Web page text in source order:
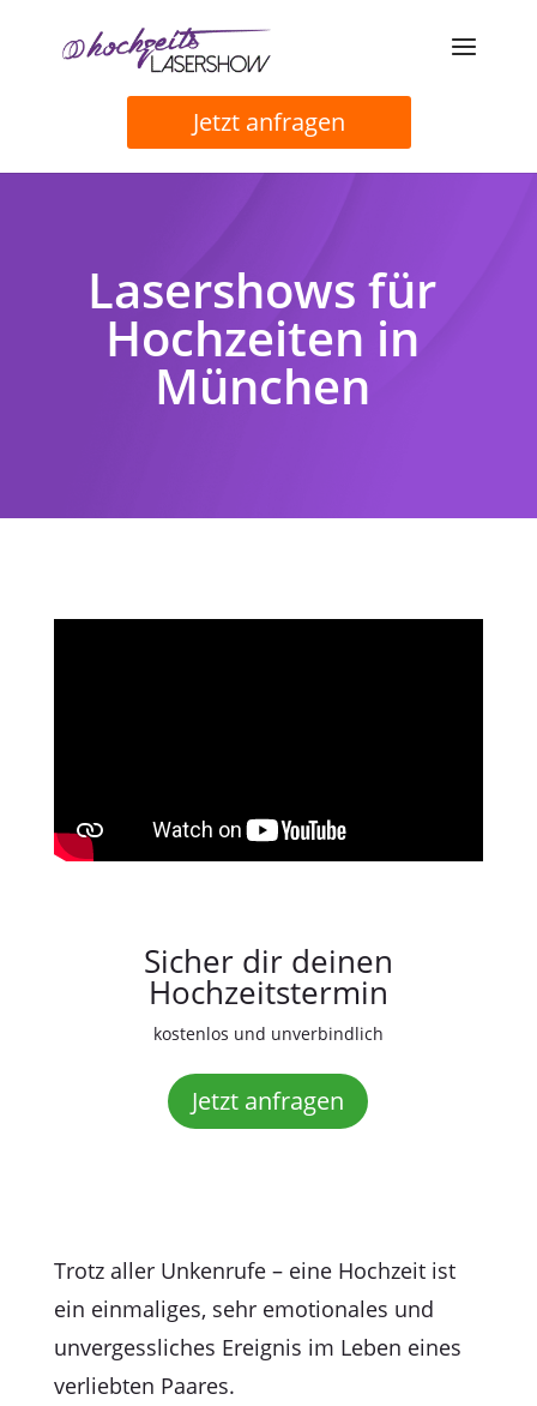
Jetzt anfragen
Lasershows für
Hochzeiten in
München
Sicher dir deinen
Hochzeitstermin
kostenlos und unverbindlich
Jetzt anfragen
Trotz aller Unkenrufe – eine Hochzeit ist
ein einmaliges, sehr emotionales und
unvergessliches Ereignis im Leben eines
verliebten Paares.